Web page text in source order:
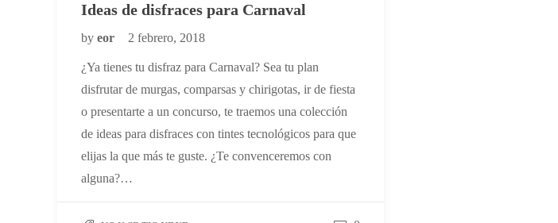
Ideas de disfraces para Carnaval
by eor 2 febrero, 2018
¿Ya tienes tu disfraz para Carnaval? Sea tu plan
disfrutar de murgas, comparsas y chirigotas, ir de fiesta
o presentarte a un concurso, te traemos una colección
de ideas para disfraces con tintes tecnológicos para que
elijas la que más te guste. ¿Te convenceremos con
alguna?…